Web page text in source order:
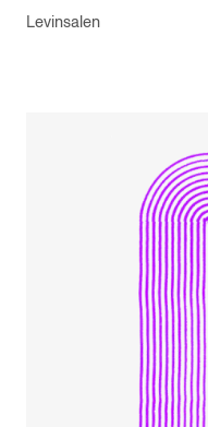
Levinsalen